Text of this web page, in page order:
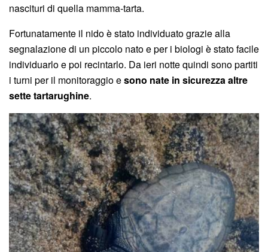
nascituri di quella mamma-tarta.
Fortunatamente il nido è stato individuato grazie alla
segnalazione di un piccolo nato e per i biologi è stato facile
individuarlo e poi recintarlo. Da ieri notte quindi sono partiti
i turni per il monitoraggio esono nate in sicurezza altre
sette tartarughine.